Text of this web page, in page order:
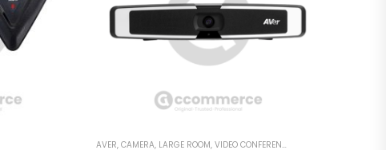
AVER, CAMERA, LARGE ROOM, VIDEO CONFERENCE